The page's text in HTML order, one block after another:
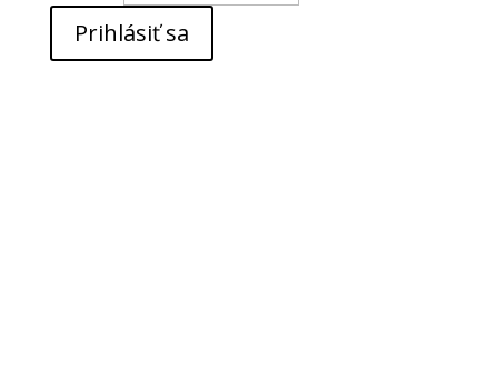
Prihlásiť sa